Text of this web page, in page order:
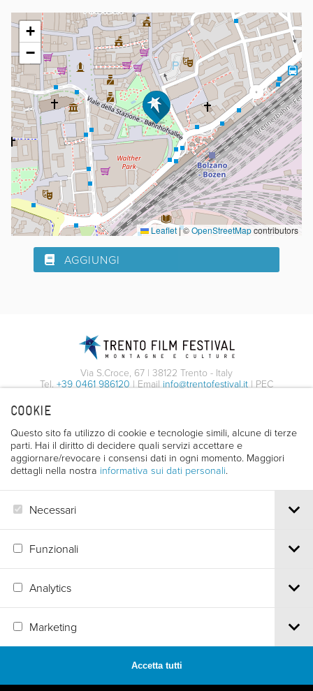
COOKIE
Questo sito fa utilizzo di cookie e tecnologie simili, alcune di terze
parti. Hai il diritto di decidere quali servizi accettare e
aggiornare/revocare i consensi dati in ogni momento. Maggiori
dettagli nella nostra informativa sui dati personali.
Necessari
Funzionali
Analytics
Marketing
Accetta tutti
+
−
Leaflet |©OpenStreetMapcontributors
AGGIUNGI
Via S.Croce, 67 | 38122 Trento - Italy
Tel. +39 0461 986120 | Email info@trentofestival.it | PEC